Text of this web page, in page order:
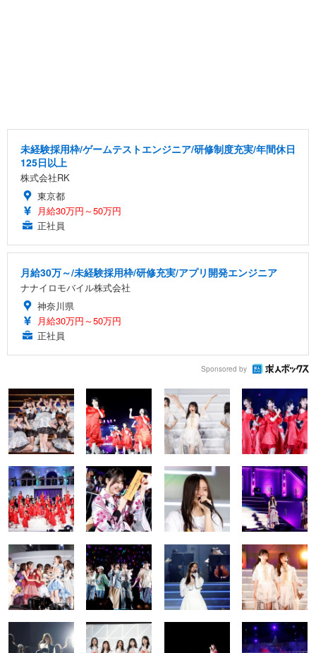
未経験採用枠/ゲームテストエンジニア/研修制度充実/年間休日
125日以上
株式会社RK
東京都
月給30万円～50万円
正社員
月給30万～/未経験採用枠/研修充実/アプリ開発エンジニア
ナナイロモバイル株式会社
神奈川県
月給30万円～50万円
正社員
Sponsored by